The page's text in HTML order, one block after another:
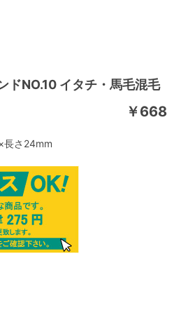
ドNO.10 イタチ・馬毛混毛
￥668
長さ24mm